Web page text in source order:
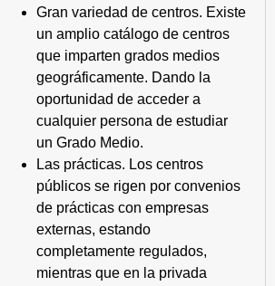
Gran variedad de centros. Existe
un amplio catálogo de centros
que imparten grados medios
geográficamente. Dando la
oportunidad de acceder a
cualquier persona de estudiar
un Grado Medio.
Las prácticas. Los centros
públicos se rigen por convenios
de prácticas con empresas
externas, estando
completamente regulados,
mientras que en la privada